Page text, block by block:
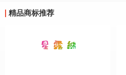
精品商标推荐